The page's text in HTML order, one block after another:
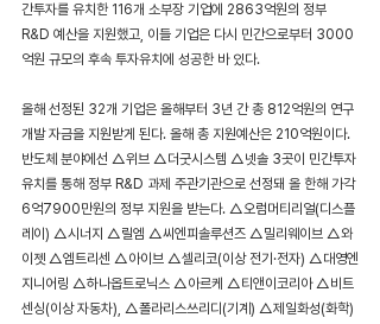
간투자를 유치한 116개 소부장 기업에 2863억원의 정부
R&D 예산을 지원했고, 이들 기업은 다시 민간으로부터 3000
억원 규모의 후속 투자유치에 성공한 바 있다.
올해 선정된 32개 기업은 올해부터 3년 간 총 812억원의 연구
개발 자금을 지원받게 된다. 올해 총 지원예산은 210억원이다.
반도체 분야에선 △위브 △더굿시스템 △넷솔 3곳이 민간투자
유치를 통해 정부 R&D 과제 주관기관으로 선정돼 올 한해 가각
6억7900만원의 정부 지원을 받는다. △오럼머티리얼(디스플
레이) △시너지 △릴엠 △씨엔피솔루션즈 △밀리웨이브 △와
이젯 △엠트리센 △아이브 △셀리코(이상 전기·전자) △대영엔
지니어링 △하나옵트로닉스 △아르케 △티앤이코리아 △비트
센싱(이상 자동차), △폴라리스쓰리디(기계) △제일화성(화학)